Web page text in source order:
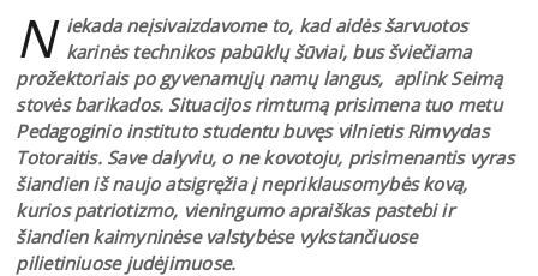
N iekada neįsivaizdavome to, kad aidės šarvuotos
karinės technikos pabūklų šūviai, bus šviečiama
prožektoriais po gyvenamųjų namų langus, aplink Seimą
stovės barikados. Situacijos rimtumą prisimena tuo metu
Pedagoginio instituto studentu buvęs vilnietis Rimvydas
Totoraitis. Save dalyviu, o ne kovotoju, prisimenantis vyras
šiandien iš naujo atsigręžia į nepriklausomybės kovą,
kurios patriotizmo, vieningumo apraiškas pastebi ir
šiandien kaimyninėse valstybėse vykstančiuose
pilietiniuose judėjimuose.